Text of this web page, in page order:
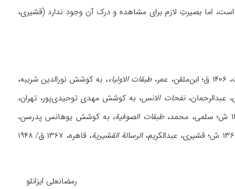
اما بصیرتِ لازم برای مشاهده و درک آن وجود ندارد (قشیری،
طبقات الاولیاء، به کوشش نورالدین شریبه،
نفحات الانس، به کوشش مهدی توحید‌ی‌پور، تهران،
طبقات الصوفیة، به کوشش یوهانس پدرسن،
الرسالة القشیریة
، قاهره، ۱۳۶۷ ق/ ۱۹۴۸
رمضانعلی ایزانلو